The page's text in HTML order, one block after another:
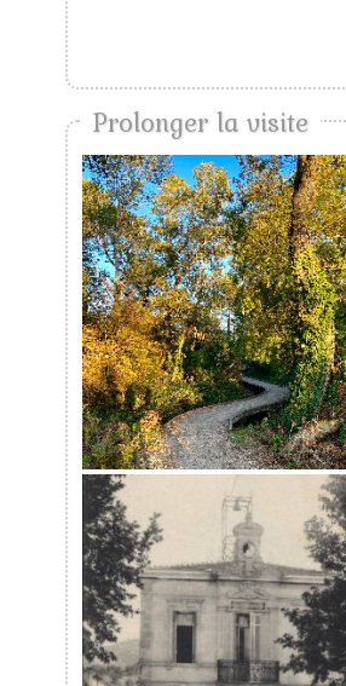
Prolonger la visite
La Durance à Vélo